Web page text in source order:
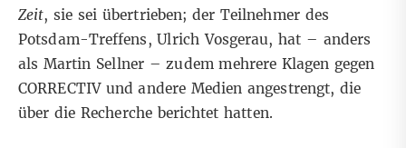
Zeit, sie sei übertrieben; der Teilnehmer des
Potsdam-Treffens, Ulrich Vosgerau, hat – anders
als Martin Sellner – zudem mehrere Klagen gegen
CORRECTIV und andere Medien angestrengt, die
über die Recherche berichtet hatten.